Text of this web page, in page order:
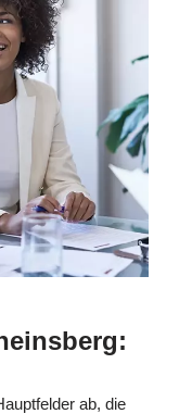
ab, die